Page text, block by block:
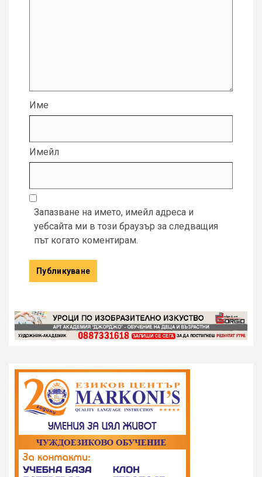
Име
Имейл
Запазване на името, имейл адреса и
уебсайта ми в този браузър за следващия
път когато коментирам.